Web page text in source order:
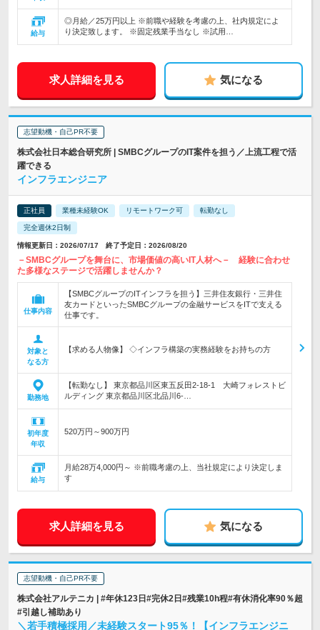
給与
◎月給／25万円以上 ※前職や経験を考慮の上、社内規定によ
り決定致します。 ※固定残業手当なし ※試用…
求人詳細を見る 気になる
志望動機・自己PR不要
株式会社日本総合研究所 | SMBCグループのIT案件を担う／上流工程で活
躍できる
インフラエンジニア
正社員 業種未経験OK リモートワーク可 転勤なし
完全週休2日制
情報更新日：2026/07/17 終了予定日：2026/08/20
－SMBCグループを舞台に、市場価値の高いIT人材へ－ 経験に合わせ
た多様なステージで活躍しませんか？
仕事内容
【SMBCグループのITインフラを担う】三井住友銀行・三井住
友カードといったSMBCグループの金融サービスをITで支える
仕事です。
対象と
なる方
【求める人物像】 ◇インフラ構築の実務経験をお持ちの方
勤務地
【転勤なし】 東京都品川区東五反田2-18-1 大崎フォレストビ
ルディング 東京都品川区北品川6-…
初年度
年収
520万円～900万円
給与
月給28万4,000円～ ※前職考慮の上、当社規定により決定しま
す
求人詳細を見る 気になる
志望動機・自己PR不要
株式会社アルテニカ | #年休123日#完休2日#残業10h程#有休消化率90％超
#引越し補助あり
＼若手積極採用／未経験スタート95％！【インフラエンジニ